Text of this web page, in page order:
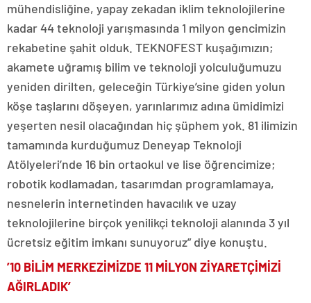
mühendisliğine, yapay zekadan iklim teknolojilerine
kadar 44 teknoloji yarışmasında 1 milyon gencimizin
rekabetine şahit olduk. TEKNOFEST kuşağımızın;
akamete uğramış bilim ve teknoloji yolculuğumuzu
yeniden dirilten, geleceğin Türkiye’sine giden yolun
köşe taşlarını döşeyen, yarınlarımız adına ümidimizi
yeşerten nesil olacağından hiç şüphem yok. 81 ilimizin
tamamında kurduğumuz Deneyap Teknoloji
Atölyeleri’nde 16 bin ortaokul ve lise öğrencimize;
robotik kodlamadan, tasarımdan programlamaya,
nesnelerin internetinden havacılık ve uzay
teknolojilerine birçok yenilikçi teknoloji alanında 3 yıl
ücretsiz eğitim imkanı sunuyoruz” diye konuştu.
’10 BİLİM MERKEZİMİZDE 11 MİLYON ZİYARETÇİMİZİ
AĞIRLADIK’